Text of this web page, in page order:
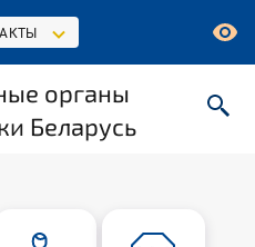
органы
Беларусь